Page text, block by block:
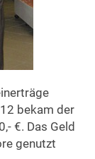
bekam der
€. Das Geld
genutzt